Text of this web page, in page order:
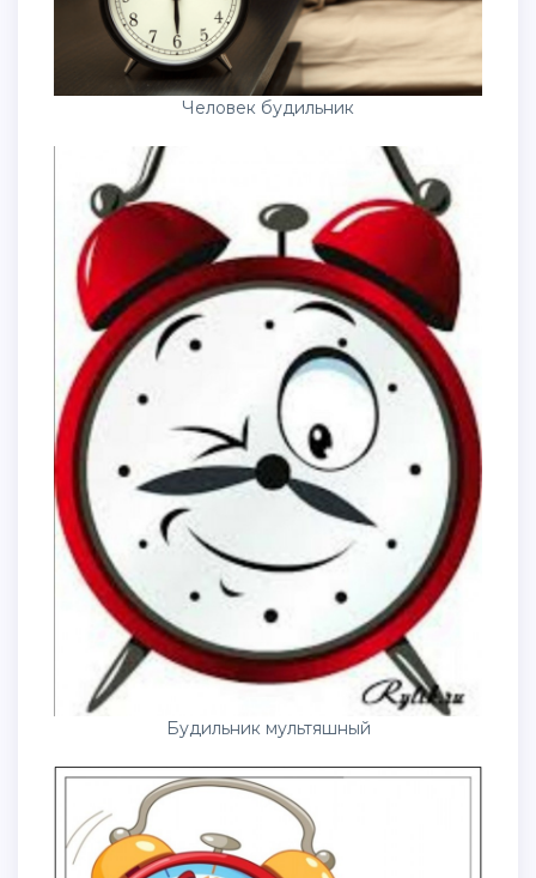
Человек будильник
Будильник мультяшный